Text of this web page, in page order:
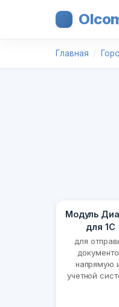
Главная
Модуль
для 1С
для
напрямую
учетной